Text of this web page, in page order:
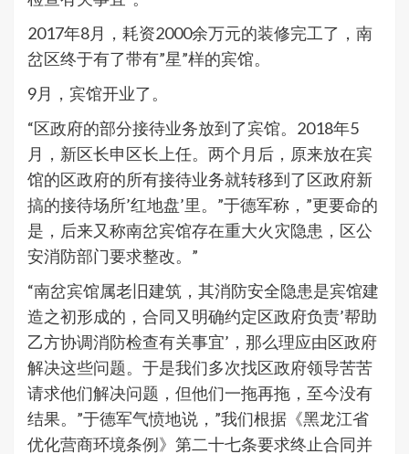
2017年8月，耗资2000余万元的装修完工了，南
岔区终于有了带有”星”样的宾馆。
9月，宾馆开业了。
“区政府的部分接待业务放到了宾馆。2018年5
月，新区长申区长上任。两个月后，原来放在宾
馆的区政府的所有接待业务就转移到了区政府新
搞的接待场所’红地盘’里。”于德军称，”更要命的
是，后来又称南岔宾馆存在重大火灾隐患，区公
安消防部门要求整改。”
“南岔宾馆属老旧建筑，其消防安全隐患是宾馆建
造之初形成的，合同又明确约定区政府负责’帮助
乙方协调消防检查有关事宜’，那么理应由区政府
解决这些问题。于是我们多次找区政府领导苦苦
请求他们解决问题，但他们一拖再拖，至今没有
结果。”于德军气愤地说，”我们根据《黑龙江省
优化营商环境条例》第二十七条要求终止合同并